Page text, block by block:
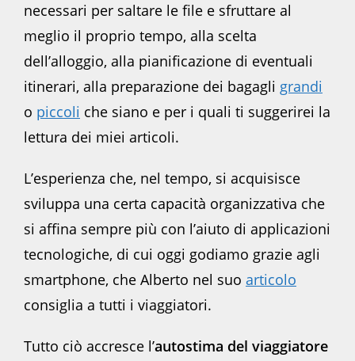
necessari per saltare le file e sfruttare al
meglio il proprio tempo, alla scelta
dell’alloggio, alla pianificazione di eventuali
itinerari, alla preparazione dei bagagli grandi
o piccoli che siano e per i quali ti suggerirei la
lettura dei miei articoli.
L’esperienza che, nel tempo, si acquisisce
sviluppa una certa capacità organizzativa che
si affina sempre più con l’aiuto di applicazioni
tecnologiche, di cui oggi godiamo grazie agli
smartphone, che Alberto nel suo articolo
consiglia a tutti i viaggiatori.
Tutto ciò accresce l’autostima del viaggiatore